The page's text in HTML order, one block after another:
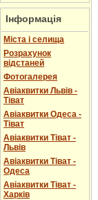
Інформація
Міста і селища
Розрахунок
відстаней
Фотогалерея
Авіаквитки Львів -
Тіват
Авіаквитки Одеса -
Тіват
Авіаквитки Тіват -
Львів
Авіаквитки Тіват -
Одеса
Авіаквитки Тіват -
Харків